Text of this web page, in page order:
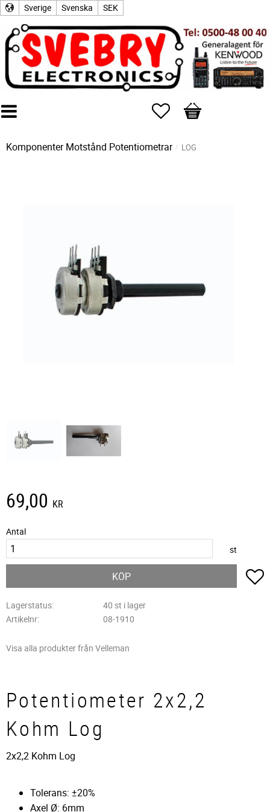
Sverige Svenska SEK
Favoriter
Kundvagn
Komponenter Motstånd Potentiometrar LOG
69,00 KR
Antal
st
KÖP
Lagerstatus
40 st i lager
Artikelnr
08-1910
Visa alla produkter från Velleman
Potentiometer 2x2,2
Kohm Log
2x2,2 Kohm Log
Tolerans: ±20%
Axel Ø: 6mm